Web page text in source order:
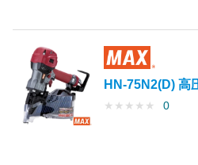
HN-75N2(D) 高
★ ★ ★ ★ ★ 0